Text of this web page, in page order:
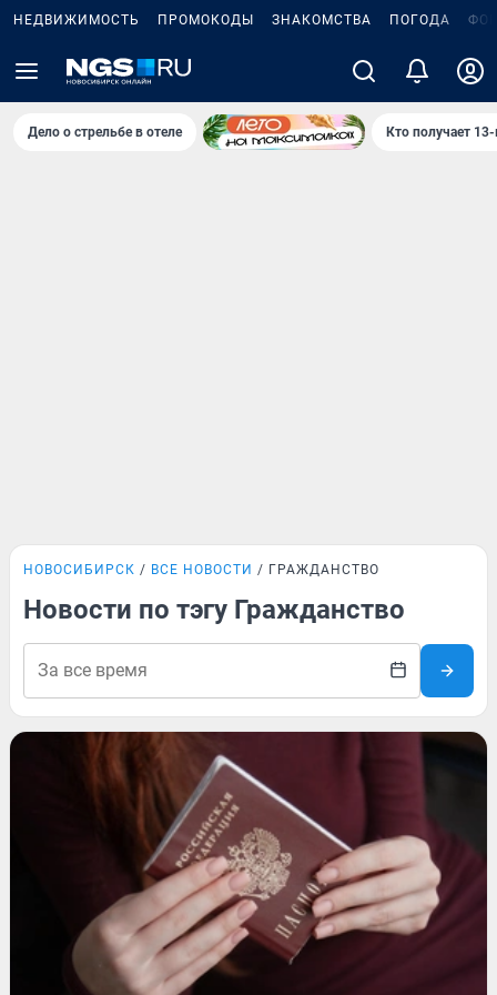
НЕДВИЖИМОСТЬ ПРОМОКОДЫ ЗНАКОМСТВА ПОГОДА
Дело о стрельбе в отеле Кто получает
НОВОСИБИРСК ВСЕ НОВОСТИ ГРАЖДАНСТВО
Новости по тэгу Гражданство